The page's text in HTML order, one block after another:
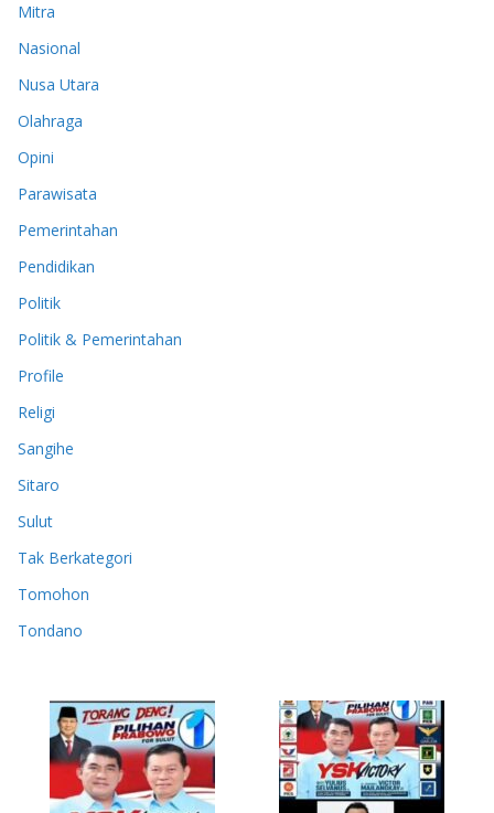
Mitra
Nasional
Nusa Utara
Olahraga
Opini
Parawisata
Pemerintahan
Pendidikan
Politik
Politik & Pemerintahan
Profile
Religi
Sangihe
Sitaro
Sulut
Tak Berkategori
Tomohon
Tondano